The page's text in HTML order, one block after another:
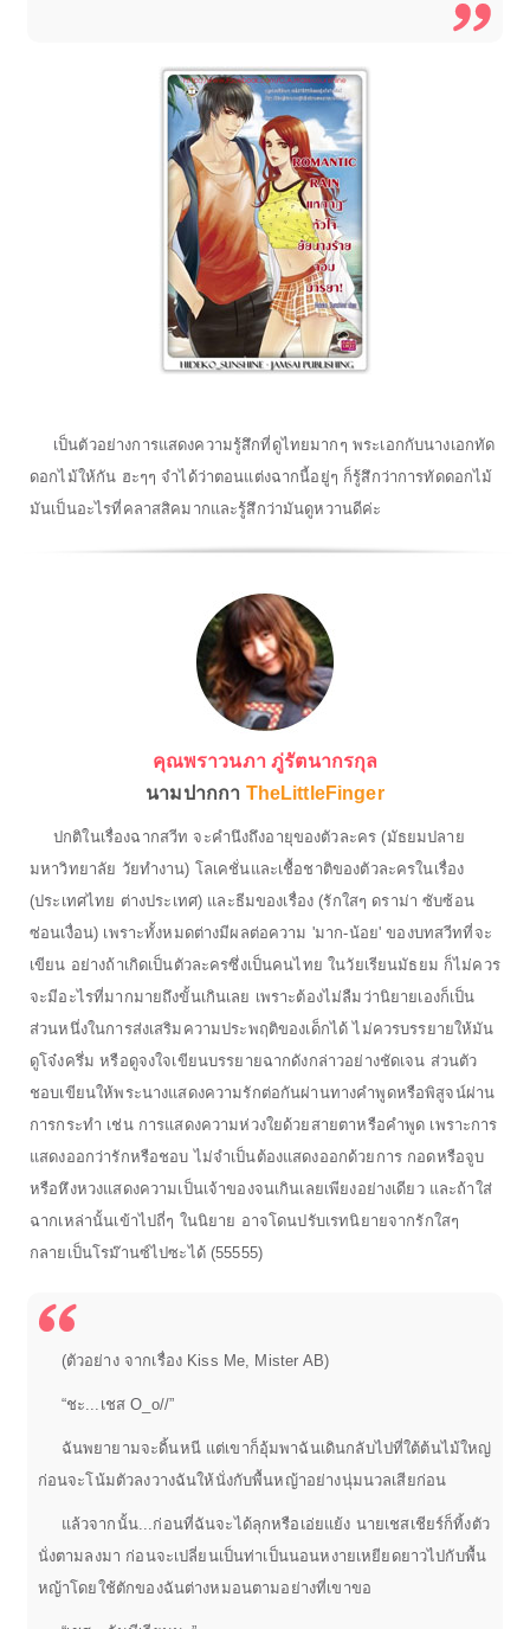
เป็นตัวอย่างการแสดงความรู้สึกที่ดูไทยมากๆ พระเอกกับนางเอกทัด
ดอกไม้ให้กัน ฮะๆๆ จำได้ว่าตอนแต่งฉากนี้อยู่ๆ ก็รู้สึกว่าการทัดดอกไม้
มันเป็นอะไรที่คลาสสิคมากและรู้สึกว่ามันดูหวานดีค่ะ
คุณพราวนภา ภู่รัตนากรกุล
นามปากกา TheLittleFinger
ปกติในเรื่องฉากสวีท จะคำนึงถึงอายุของตัวละคร (มัธยมปลาย
มหาวิทยาลัย วัยทำงาน) โลเคชั่นและเชื้อชาติของตัวละครในเรื่อง
(ประเทศไทย ต่างประเทศ) และธีมของเรื่อง (รักใสๆ ดราม่า ซับซ้อน
ซ่อนเงื่อน) เพราะทั้งหมดต่างมีผลต่อความ 'มาก-น้อย' ของบทสวีทที่จะ
เขียน อย่างถ้าเกิดเป็นตัวละครซึ่งเป็นคนไทย ในวัยเรียนมัธยม ก็ไม่ควร
จะมีอะไรที่มากมายถึงขั้นเกินเลย เพราะต้องไม่ลืมว่านิยายเองก็เป็น
ส่วนหนึ่งในการส่งเสริมความประพฤติของเด็กได้ ไม่ควรบรรยายให้มัน
ดูโจ๋งครึ่ม หรือดูจงใจเขียนบรรยายฉากดังกล่าวอย่างชัดเจน ส่วนตัว
ชอบเขียนให้พระนางแสดงความรักต่อกันผ่านทางคำพูดหรือพิสูจน์ผ่าน
การกระทำ เช่น การแสดงความห่วงใยด้วยสายตาหรือคำพูด เพราะการ
แสดงออกว่ารักหรือชอบ ไม่จำเป็นต้องแสดงออกด้วยการ กอดหรือจูบ
หรือหึงหวงแสดงความเป็นเจ้าของจนเกินเลยเพียงอย่างเดียว และถ้าใส่
ฉากเหล่านั้นเข้าไปถี่ๆ ในนิยาย อาจโดนปรับเรทนิยายจากรักใสๆ
กลายเป็นโรม๊านซ์ไปซะได้ (55555)
(ตัวอย่าง จากเรื่อง Kiss Me, Mister AB)
“ชะ...เชส O_o//”
ฉันพยายามจะดิ้นหนี แต่เขาก็อุ้มพาฉันเดินกลับไปที่ใต้ต้นไม้ใหญ่
ก่อนจะโน้มตัวลงวางฉันให้นั่งกับพื้นหญ้าอย่างนุ่มนวลเสียก่อน
แล้วจากนั้น...ก่อนที่ฉันจะได้ลุกหรือเอ่ยแย้ง นายเชสเชียร์ก็ทิ้งตัว
นั่งตามลงมา ก่อนจะเปลี่ยนเป็นท่าเป็นนอนหงายเหยียดยาวไปกับพื้น
หญ้าโดยใช้ตักของฉันต่างหมอนตามอย่างที่เขาขอ